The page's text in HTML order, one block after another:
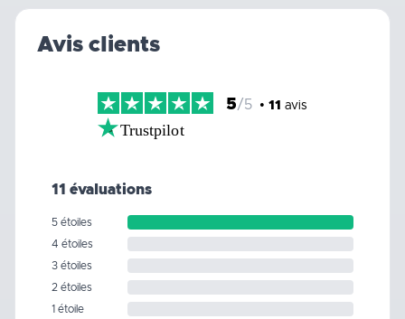
Avis clients
5/5 • 11 avis
Trustpilot
11 évaluations
5 étoiles
4 étoiles
3 étoiles
2 étoiles
1 étoile